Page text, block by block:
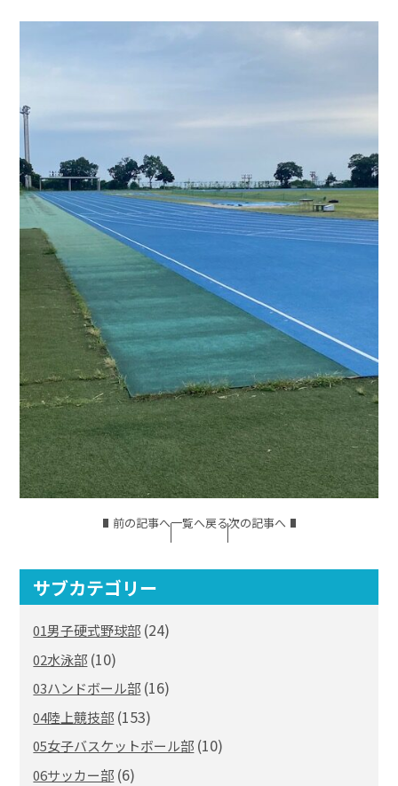
前の記事へ一覧へ戻る次の記事へ
サブカテゴリー
01男子硬式野球部 (24)
02水泳部 (10)
03ハンドボール部 (16)
04陸上競技部 (153)
05女子バスケットボール部 (10)
06サッカー部 (6)